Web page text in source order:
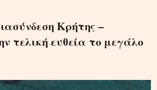
Κρήτης –
τελική ευθεία το μεγάλο